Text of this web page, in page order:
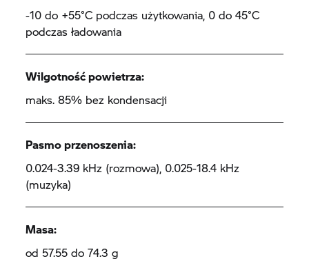
-10 do +55°C podczas użytkowania, 0 do 45°C
podczas ładowania
Wilgotność powietrza:
maks. 85% bez kondensacji
Pasmo przenoszenia:
0.024-3.39 kHz (rozmowa), 0.025-18.4 kHz
(muzyka)
Masa:
od 57.55 do 74.3 g